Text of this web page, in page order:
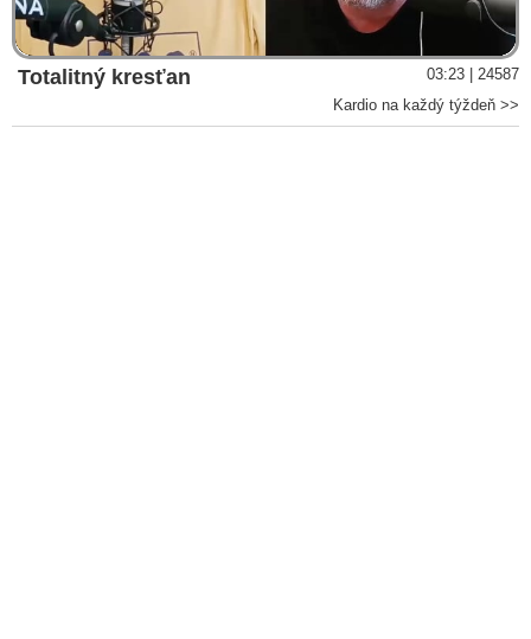
Totalitný kresťan
03:23 | 24587
Kardio na každý týždeň >>